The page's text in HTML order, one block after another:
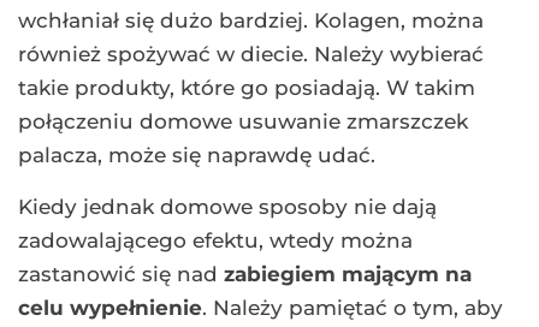
wchłaniał się dużo bardziej. Kolagen, można
również spożywać w diecie. Należy wybierać
takie produkty, które go posiadają. W takim
połączeniu domowe usuwanie zmarszczek
palacza, może się naprawdę udać.
Kiedy jednak domowe sposoby nie dają
zadowalającego efektu, wtedy można
zastanowić się nad zabiegiem mającym na
celu wypełnienie. Należy pamiętać o tym, aby